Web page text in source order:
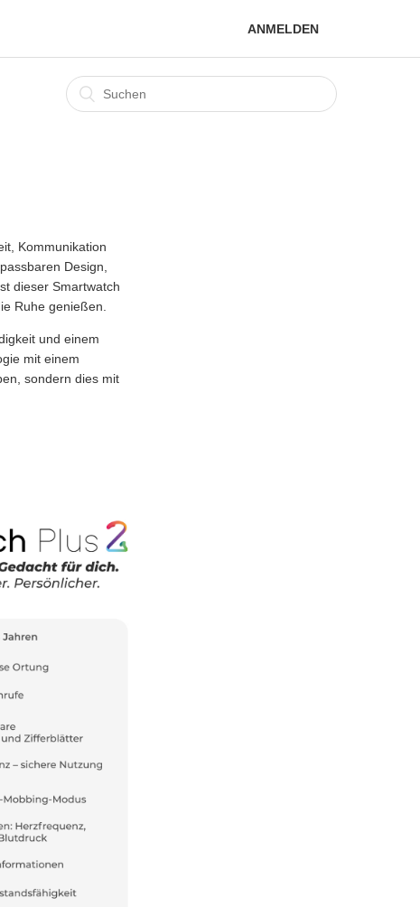
ANMELDEN
Kommunikation
Design,
dieser Smartwatch
Ruhe genießen.
und einem
mit einem
sondern dies mit